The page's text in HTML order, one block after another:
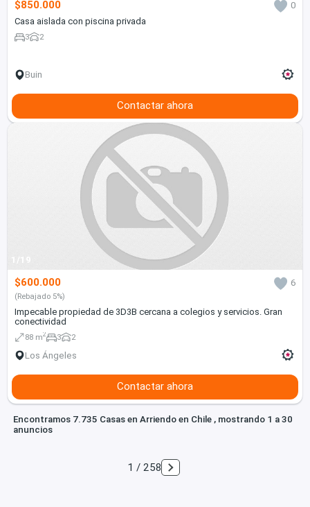
$850.000
0
Casa aislada con piscina privada
3 2
Buin
Contactar ahora
1/19
$600.000 6
(Rebajado 5%)
Impecable propiedad de 3D3B cercana a colegios y servicios. Gran
conectividad
88 m2 3 2
Los Ángeles
Contactar ahora
Encontramos 7.735 Casas en Arriendo en Chile , mostrando 1 a 30
anuncios
1 / 258